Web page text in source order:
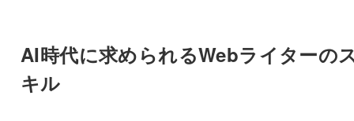
AI時代に求められるWebライターの
キル